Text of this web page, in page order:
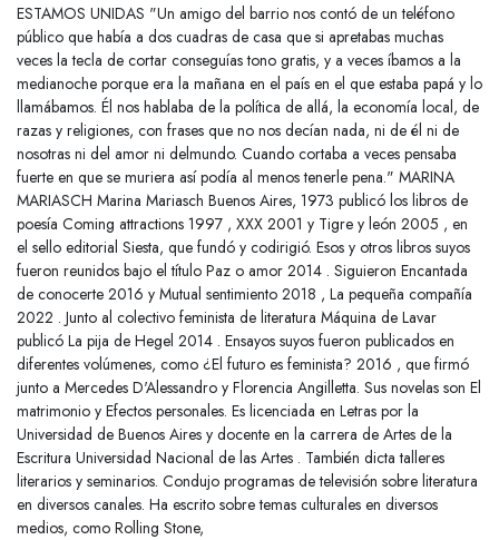
ESTAMOS UNIDAS "Un amigo del barrio nos contó de un teléfono
público que había a dos cuadras de casa que si apretabas muchas
veces la tecla de cortar conseguías tono gratis, y a veces íbamos a la
medianoche porque era la mañana en el país en el que estaba papá y lo
llamábamos. Él nos hablaba de la política de allá, la economía local, de
razas y religiones, con frases que no nos decían nada, ni de él ni de
nosotras ni del amor ni delmundo. Cuando cortaba a veces pensaba
fuerte en que se muriera así podía al menos tenerle pena." MARINA
MARIASCH Marina Mariasch Buenos Aires, 1973 publicó los libros de
poesía Coming attractions 1997 , XXX 2001 y Tigre y león 2005 , en
el sello editorial Siesta, que fundó y codirigió. Esos y otros libros suyos
fueron reunidos bajo el título Paz o amor 2014 . Siguieron Encantada
de conocerte 2016 y Mutual sentimiento 2018 , La pequeña compañía
2022 . Junto al colectivo feminista de literatura Máquina de Lavar
publicó La pija de Hegel 2014 . Ensayos suyos fueron publicados en
diferentes volúmenes, como ¿El futuro es feminista? 2016 , que firmó
junto a Mercedes D'Alessandro y Florencia Angilletta. Sus novelas son El
matrimonio y Efectos personales. Es licenciada en Letras por la
Universidad de Buenos Aires y docente en la carrera de Artes de la
Escritura Universidad Nacional de las Artes . También dicta talleres
literarios y seminarios. Condujo programas de televisión sobre literatura
en diversos canales. Ha escrito sobre temas culturales en diversos
medios, como Rolling Stone,